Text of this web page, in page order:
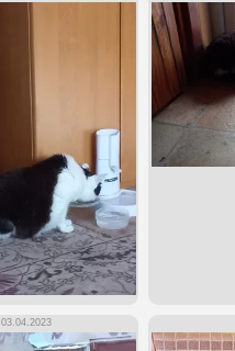
03.04.2023